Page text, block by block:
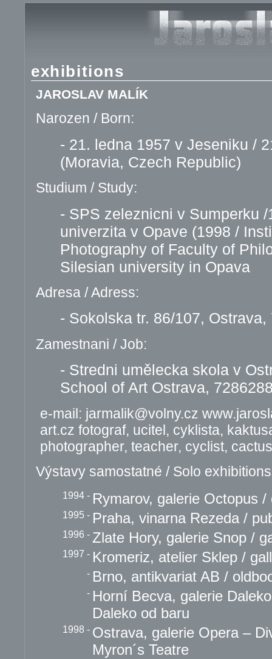
exhibitions
JAROSLAV MALÍK
Narozen / Born:
- 21. ledna 1957 v Jeseniku /
(Moravia, Czech Republic)
Studium / Study:
- SPS zeleznicni v Sumperku
univerzita v Opave (1998 /
Photography of Faculty of
Silesian university in Opava
Adresa / Adress:
- Sokolska tr. 86/107, Ostrava,
Zamestnani / Job:
- Stredni umělecka skola v
School of Art Ostrava,
e-mail: jarmalik@volny.cz
art.cz fotograf, ucitel, cyklista,
photographer, teacher, cyclist,
Výstavy samostatné / Solo
1994 - Rymarov, galerie Octopus
1995 - Praha, vinarna Rezeda /
1996 - Zlate Hory, galerie Snop /
1997 - Kromeriz, atelier Sklep /
- Brno, antikvariat AB /
- Horní Becva, galerie
Daleko od baru
1998 - Ostrava, galerie Opera –
Myron´s Teatre